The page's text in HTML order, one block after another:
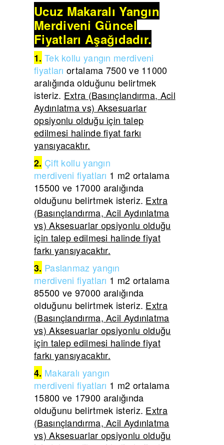
Ucuz Makaralı Yangın
Merdiveni Güncel
Fiyatları Aşağıdadır.
1. Tek kollu yangın merdiveni
fiyatları ortalama 7500 ve 11000
aralığında olduğunu belirtmek
isteriz. Extra (Basınçlandırma, Acil
Aydınlatma vs) Aksesuarlar
opsiyonlu olduğu için talep
edilmesi halinde fiyat farkı
yansıyacaktır.
2. Çift kollu yangın
merdivenifiyatları 1 m2 ortalama
15500 ve 17000 aralığında
olduğunu belirtmek isteriz. Extra
(Basınçlandırma, Acil Aydınlatma
vs) Aksesuarlar opsiyonlu olduğu
için talep edilmesi halinde fiyat
farkı yansıyacaktır.
3. Paslanmaz yangın
merdivenifiyatları 1 m2 ortalama
85500 ve 97000 aralığında
olduğunu belirtmek isteriz. Extra
(Basınçlandırma, Acil Aydınlatma
vs) Aksesuarlar opsiyonlu olduğu
için talep edilmesi halinde fiyat
farkı yansıyacaktır.
4. Makaralı yangın
merdivenifiyatları 1 m2 ortalama
15800 ve 17900 aralığında
olduğunu belirtmek isteriz. Extra
(Basınçlandırma, Acil Aydınlatma
vs) Aksesuarlar opsiyonlu olduğu